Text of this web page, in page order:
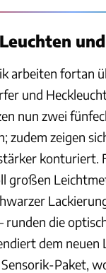
arbeiten fortan
und
nun zwei
zudem zeigen
konturiert.
großen
runden die
dem neuen
Paket,